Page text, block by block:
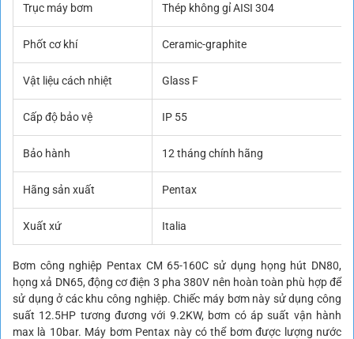
Trục máy bơm Thép không gỉ AISI 304
Phốt cơ khí Ceramic-graphite
Vật liệu cách nhiệt Glass F
Cấp độ bảo vệ IP 55
Bảo hành 12 tháng chính hãng
Hãng sản xuất Pentax
Xuất xứ Italia
Bơm công nghiệp Pentax CM 65-160C sử dụng họng hút DN80,
họng xả DN65, động cơ điện 3 pha 380V nên hoàn toàn phù hợp để
sử dụng ở các khu công nghiệp. Chiếc máy bơm này sử dụng công
suất 12.5HP tương đương với 9.2KW, bơm có áp suất vận hành
max là 10bar. Máy bơm Pentax này có thể bơm được lượng nước